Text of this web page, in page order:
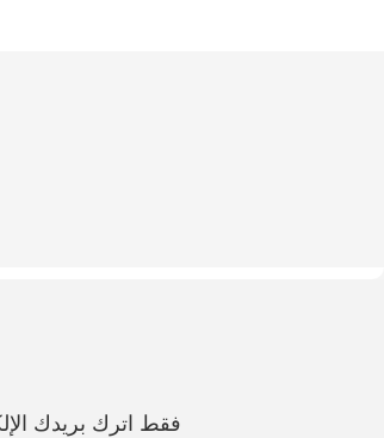
فقط اترك بريدك